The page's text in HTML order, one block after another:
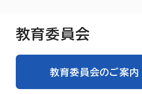
教育委員会
教育委員会のご案内